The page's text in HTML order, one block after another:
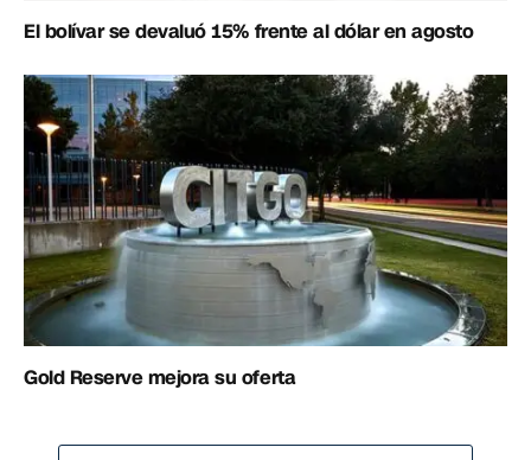
El bolívar se devaluó 15% frente al dólar en agosto
Gold Reserve mejora su oferta